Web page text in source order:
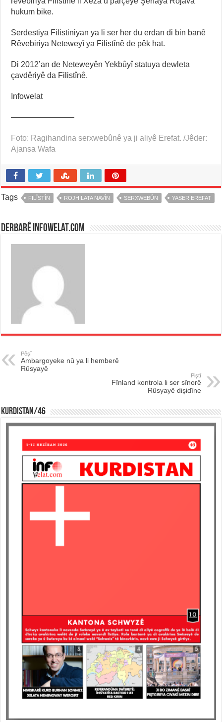
hukum bike.
Serdestiya Filistiniyan ya li ser her du erdan di bin banê
Rêvebiriya Neteweyî ya Filistînê de pêk hat.
Di 2012’an de Neteweyên Yekbûyî statuya dewleta
çavdêriyê da Filistînê.
Infowelat
————————
Foto: Ragihandina serxwebûnê ya ji aliyê Erefat. /Jêder:
Ajansa Wafa
Tags FILÎSTÎN ROJHILATA NAVÎN SERXWEBÛN YASER EREFAT
Derbarê infowelat.com
Pêşî
Ambargoyeke nû ya li hemberê
Rûsyayê
Piştî
Fînland kontrola li ser sînorê
Rûsyayê dişidîne
KURDISTAN/46